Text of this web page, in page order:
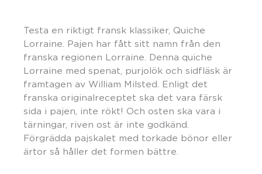
Testa en riktigt fransk klassiker, Quiche
Lorraine. Pajen har fått sitt namn från den
franska regionen Lorraine. Denna quiche
Lorraine med spenat, purjolök och sidfläsk är
framtagen av William Milsted. Enligt det
franska originalreceptet ska det vara färsk
sida i pajen, inte rökt! Och osten ska vara i
tärningar, riven ost är inte godkänd.
Förgrädda pajskalet med torkade bönor eller
ärtor så håller det formen bättre.